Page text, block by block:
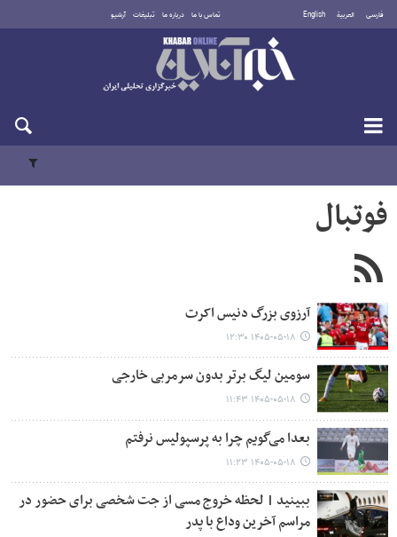
فارسی العربية English تماس با ما درباره ما تبلیغات آرشیو
یکشنبه ۱۸ مرداد ۱۴۰۵
فوتبال
آرزوی بزرگ دنیس اکرت
۱۴۰۵-۰۵-۱۸ ۱۲:۳۰
سومین لیگ برتر بدون سرمربی خارجی
۱۴۰۵-۰۵-۱۸ ۱۱:۴۳
بعدا می‌گویم چرا به پرسپولیس نرفتم
۱۴۰۵-۰۵-۱۸ ۱۱:۲۳
ببینید | لحظه خروج مسی از جت شخصی برای حضور در
مراسم آخرین وداع با پدر